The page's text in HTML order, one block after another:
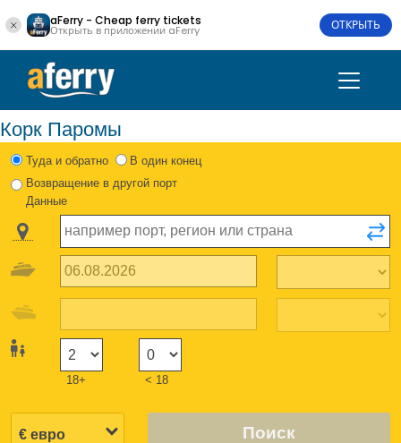
aFerry - Cheap ferry tickets
Открыть в приложении aFerry ОТКРЫТЬ
Корк Паромы
Туда и обратно
В один конец
Возвращение в другой порт
Данные
18+ < 18
Поиск